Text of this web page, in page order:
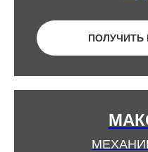
ПОЛУЧИТЬ